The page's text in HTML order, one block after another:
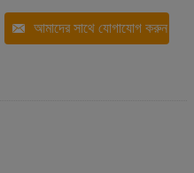
আমাদের সাথে যোগাযোগ করুন